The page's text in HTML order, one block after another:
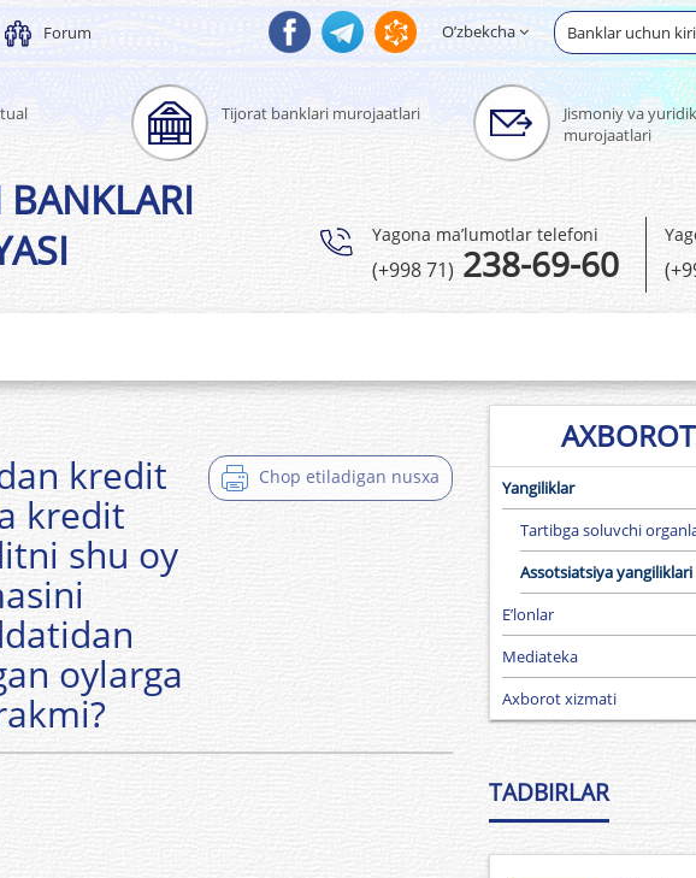
Forum Banklar uchun
O’zbekcha
Tijorat banklari murojaatlari
Jismoniy va
murojaatlari
BANKLARI
Yagona ma’lumotlar telefoni
(+998 71)238-69-60
Chop etiladigan nusxa
kredit
kredit
shu oy
oylarga
Yangiliklar
Tartibga soluvchi
Assotsiatsiya yangiliklari
E’lonlar
Mediateka
Axborot xizmati
TADBIRLAR